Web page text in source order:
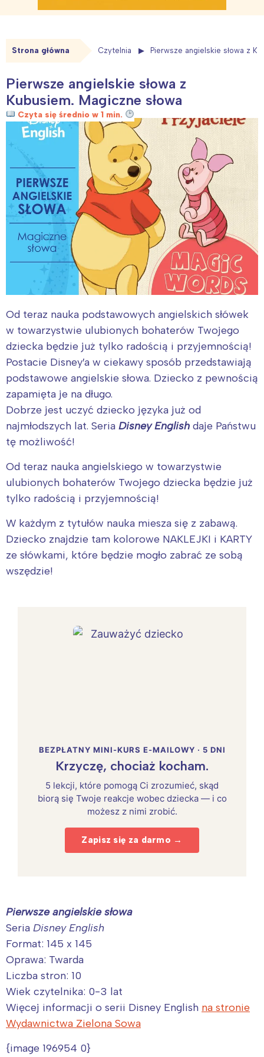
Strona główna Czytelnia Pierwsze angielskie słowa z
Pierwsze angielskie słowa z
Kubusiem. Magiczne słowa
Czyta się średnio w 1 min.
Od teraz nauka podstawowych angielskich słówek
w towarzystwie ulubionych bohaterów Twojego
dziecka będzie już tylko radością i przyjemnością!
Postacie Disney′a w ciekawy sposób przedstawiają
podstawowe angielskie słowa. Dziecko z pewnością
zapamięta je na długo.
Dobrze jest uczyć dziecko języka już od
najmłodszych lat. Seria Disney English daje Państwu
tę możliwość!
Od teraz nauka angielskiego w towarzystwie
ulubionych bohaterów Twojego dziecka będzie już
tylko radością i przyjemnością!
W każdym z tytułów nauka miesza się z zabawą.
Dziecko znajdzie tam kolorowe NAKLEJKI i KARTY
ze słówkami, które będzie mogło zabrać ze sobą
wszędzie!
BEZPŁATNY MINI-KURS E-MAILOWY · 5 DNI
Krzyczę, chociaż kocham.
5 lekcji, które pomogą Ci zrozumieć, skąd
biorą się Twoje reakcje wobec dziecka — i co
możesz z nimi zrobić.
Zapisz się za darmo →
Pierwsze angielskie słowa
Seria Disney English
Format: 145 x 145
Oprawa: Twarda
Liczba stron: 10
Wiek czytelnika: 0-3 lat
Więcej informacji o serii Disney English na stronie
Wydawnictwa Zielona Sowa
{image 196954 0}